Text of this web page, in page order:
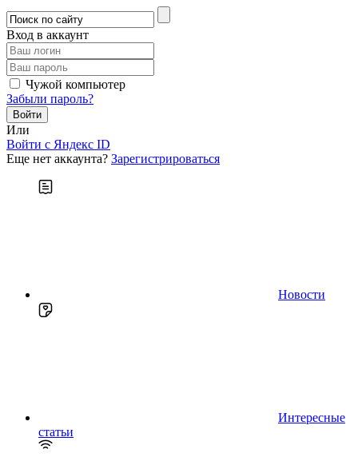
Вход в аккаунт
Чужой компьютер
Забыли пароль?
Или
Войти c Яндекс ID
Еще нет аккаунта? Зарегистрироваться
Новости
Интересные
статьи